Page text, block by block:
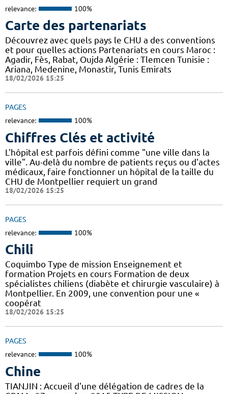
relevance: 100%
Carte des partenariats
Découvrez avec quels pays le CHU a des conventions
et pour quelles actions Partenariats en cours Maroc :
Agadir, Fès, Rabat, Oujda Algérie : Tlemcen Tunisie :
Ariana, Medenine, Monastir, Tunis Emirats
18/02/2026 15:25
PAGES
relevance: 100%
Chiffres Clés et activité
L'hôpital est parfois défini comme "une ville dans la
ville". Au-delà du nombre de patients reçus ou d'actes
médicaux, faire fonctionner un hôpital de la taille du
CHU de Montpellier requiert un grand
18/02/2026 15:25
PAGES
relevance: 100%
Chili
Coquimbo Type de mission Enseignement et
formation Projets en cours Formation de deux
spécialistes chiliens (diabète et chirurgie vasculaire) à
Montpellier. En 2009, une convention pour une «
coopérat
18/02/2026 15:25
PAGES
relevance: 100%
Chine
TIANJIN : Accueil d'une délégation de cadres de la